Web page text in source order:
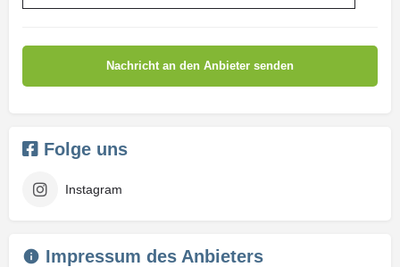
Folge uns
Instagram
Impressum des Anbieters